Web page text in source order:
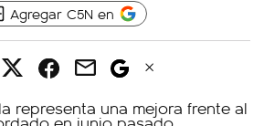
Agregar C5N en